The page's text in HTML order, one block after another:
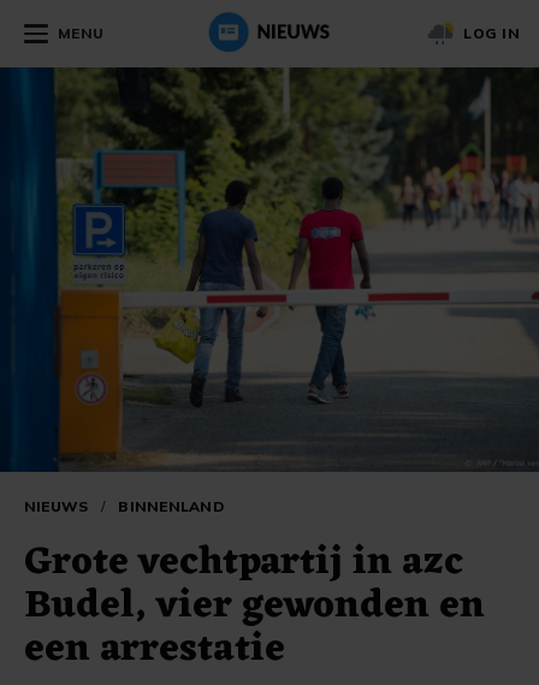
MENU LOG IN
NIEUWS / BINNENLAND
Grote vechtpartij in azc
Budel, vier gewonden en
een arrestatie